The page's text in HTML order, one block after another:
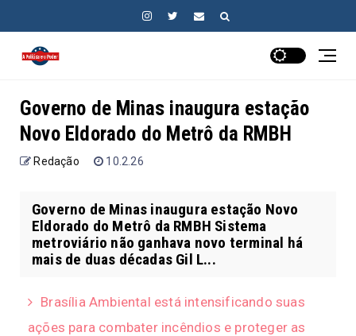
Governo de Minas inaugura estação
Novo Eldorado do Metrô da RMBH
Redação 10.2.26
Governo de Minas inaugura estação Novo
Eldorado do Metrô da RMBH Sistema
metroviário não ganhava novo terminal há
mais de duas décadas Gil L...
Brasília Ambiental está intensificando suas
ações para combater incêndios e proteger as